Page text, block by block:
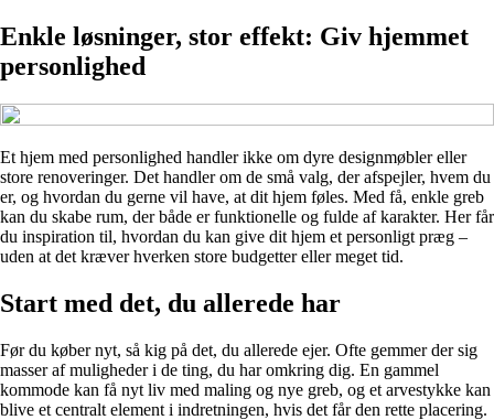
Enkle løsninger, stor effekt: Giv hjemmet
personlighed
Et hjem med personlighed handler ikke om dyre designmøbler eller
store renoveringer. Det handler om de små valg, der afspejler, hvem du
er, og hvordan du gerne vil have, at dit hjem føles. Med få, enkle greb
kan du skabe rum, der både er funktionelle og fulde af karakter. Her får
du inspiration til, hvordan du kan give dit hjem et personligt præg –
uden at det kræver hverken store budgetter eller meget tid.
Start med det, du allerede har
Før du køber nyt, så kig på det, du allerede ejer. Ofte gemmer der sig
masser af muligheder i de ting, du har omkring dig. En gammel
kommode kan få nyt liv med maling og nye greb, og et arvestykke kan
blive et centralt element i indretningen, hvis det får den rette placering.